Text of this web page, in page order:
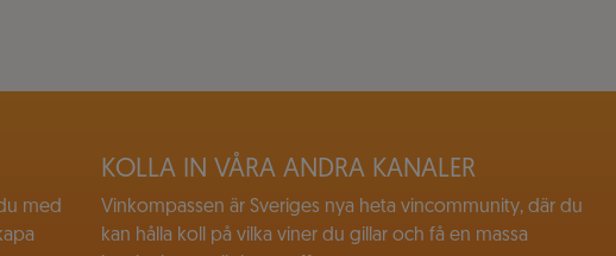
med
KOLLA IN VÅRA ANDRA KANALER
Vinkompassen är Sveriges nya heta vincommunity, där du
kan hålla koll på vilka viner du gillar och få en massa